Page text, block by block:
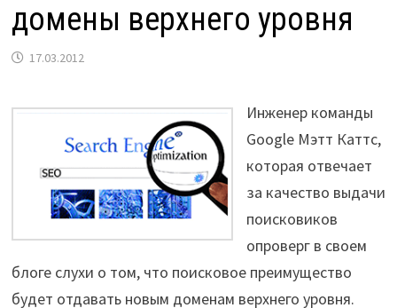
домены верхнего уровня
17.03.2012
Инженер команды
Google Мэтт Каттс,
которая отвечает
за качество выдачи
поисковиков
опроверг в своем
блоге слухи о том, что поисковое преимущество
будет отдавать новым доменам верхнего уровня.